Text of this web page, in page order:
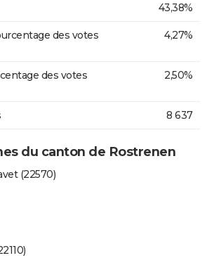
43,38%
des votes
4,27%
des votes
2,50%
8 637
du canton de Rostrenen
(22570)